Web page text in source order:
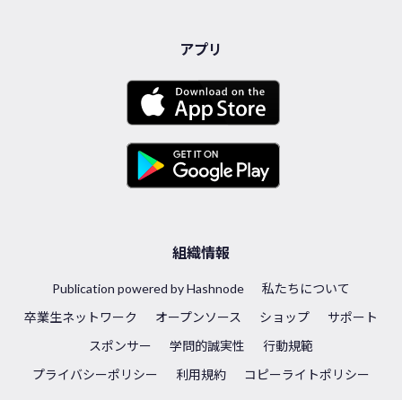
アプリ
組織情報
Publication powered by Hashnode
私たちについて
卒業生ネットワーク
オープンソース ショップ
サポート
スポンサー
学問的誠実性
行動規範
プライバシーポリシー
利用規約 コピーライトポリシー